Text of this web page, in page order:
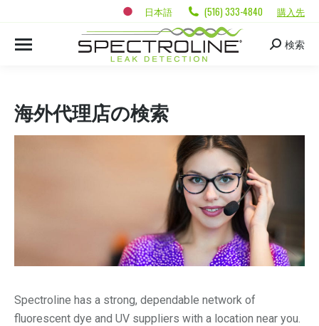
日本語 (516) 333-4840 購入先
検索
海外代理店の検索
Spectroline has a strong, dependable network of
fluorescent dye and UV suppliers with a location near you.